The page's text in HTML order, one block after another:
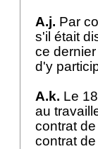
A.j. Par
s'il était
ce
d'y
A.k. Le
au
contrat
contrat